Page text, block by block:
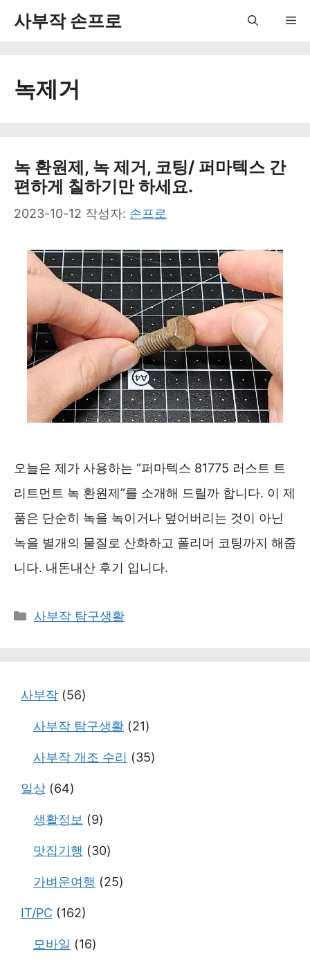
사부작 손프로
녹제거
녹 환원제, 녹 제거, 코팅/ 퍼마텍스 간
편하게 칠하기만 하세요.
2023-10-12 작성자: 손프로
오늘은 제가 사용하는 “퍼마텍스 81775 러스트 트
리트먼트 녹 환원제”를 소개해 드릴까 합니다. 이 제
품은 단순히 녹을 녹이거나 덮어버리는 것이 아닌
녹을 별개의 물질로 산화하고 폴리머 코팅까지 해줍
니다. 내돈내산 후기 입니다.
카
사부작 탐구생활
사부작 (56)
사부작 탐구생활 (21)
사부작 개조 수리 (35)
일상 (64)
생활정보 (9)
맛집기행 (30)
가벼운여행 (25)
IT/PC (162)
모바일 (16)